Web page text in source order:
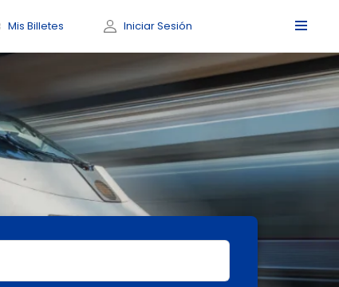
Mis Billetes Iniciar Sesión